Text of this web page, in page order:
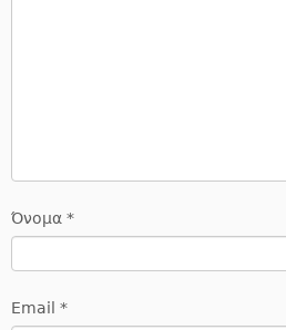
Όνομα *
Email *